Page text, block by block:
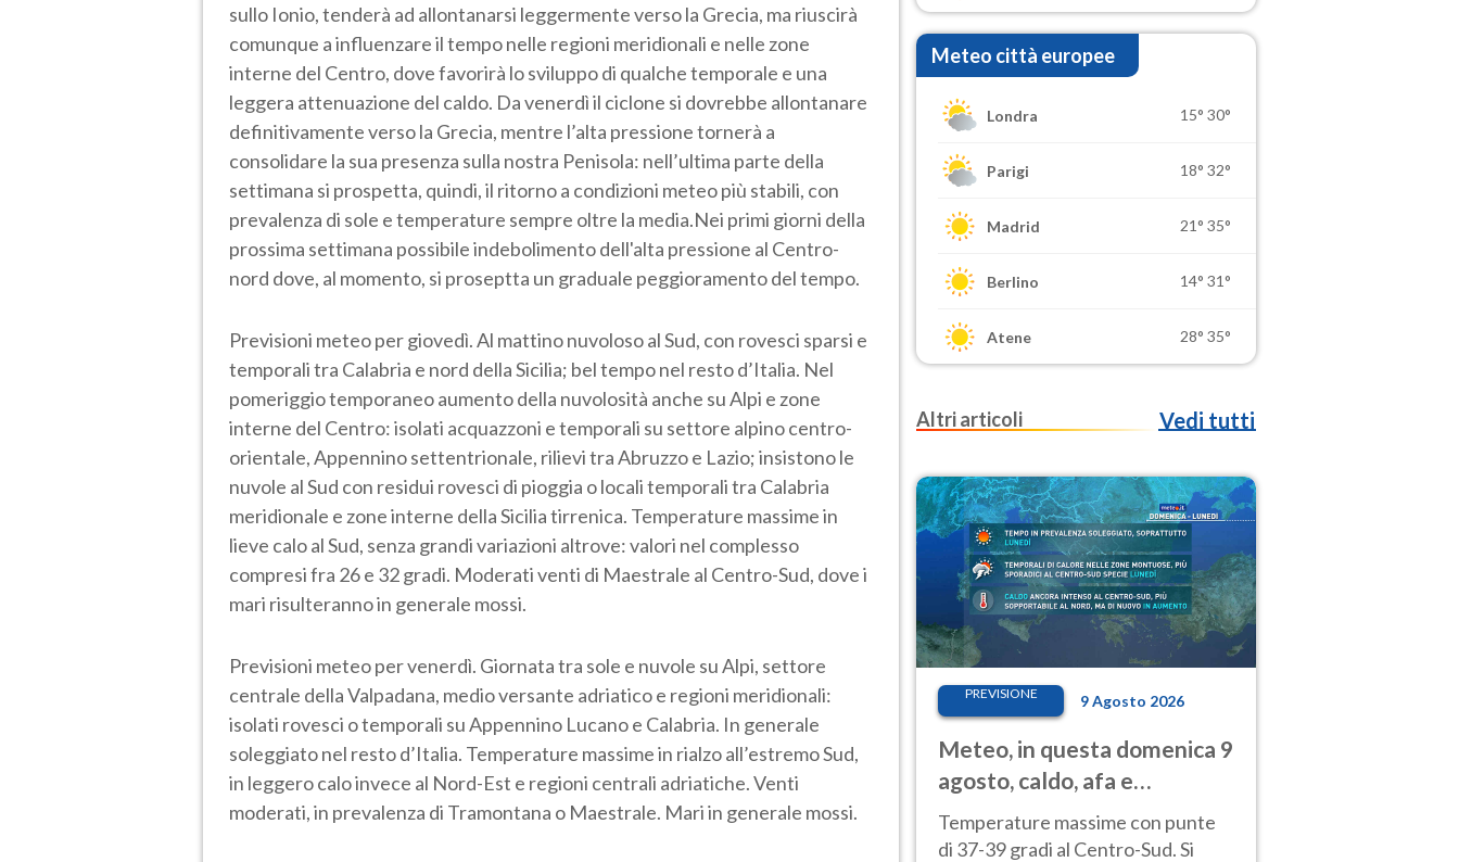
sullo Ionio, tenderà ad allontanarsi leggermente verso la Grecia, ma riuscirà
comunque a influenzare il tempo nelle regioni meridionali e nelle zone
interne del Centro, dove favorirà lo sviluppo di qualche temporale e una
leggera attenuazione del caldo. Da venerdì il ciclone si dovrebbe allontanare
definitivamente verso la Grecia, mentre l’alta pressione tornerà a
consolidare la sua presenza sulla nostra Penisola: nell’ultima parte della
settimana si prospetta, quindi, il ritorno a condizioni meteo più stabili, con
prevalenza di sole e temperature sempre oltre la media.Nei primi giorni della
prossima settimana possibile indebolimento dell'alta pressione al Centro-
nord dove, al momento, si proseptta un graduale peggioramento del tempo.
Previsioni meteo per giovedì. Al mattino nuvoloso al Sud, con rovesci sparsi e
temporali tra Calabria e nord della Sicilia; bel tempo nel resto d’Italia. Nel
pomeriggio temporaneo aumento della nuvolosità anche su Alpi e zone
interne del Centro: isolati acquazzoni e temporali su settore alpino centro-
orientale, Appennino settentrionale, rilievi tra Abruzzo e Lazio; insistono le
nuvole al Sud con residui rovesci di pioggia o locali temporali tra Calabria
meridionale e zone interne della Sicilia tirrenica. Temperature massime in
lieve calo al Sud, senza grandi variazioni altrove: valori nel complesso
compresi fra 26 e 32 gradi. Moderati venti di Maestrale al Centro-Sud, dove i
mari risulteranno in generale mossi.
Previsioni meteo per venerdì. Giornata tra sole e nuvole su Alpi, settore
centrale della Valpadana, medio versante adriatico e regioni meridionali:
isolati rovesci o temporali su Appennino Lucano e Calabria. In generale
soleggiato nel resto d’Italia. Temperature massime in rialzo all’estremo Sud,
in leggero calo invece al Nord-Est e regioni centrali adriatiche. Venti
moderati, in prevalenza di Tramontana o Maestrale. Mari in generale mossi.
Meteo città europee
Londra 15° 30°
Parigi 18° 32°
Madrid 21° 35°
Berlino 14° 31°
Atene 28° 35°
Altri articoli Vedi tutti
PREVISIONE 9 Agosto 2026
Meteo, in questa domenica 9
agosto, caldo, afa e
temporali di calore
Temperature massime con punte
di 37-39 gradi al Centro-Sud. Si